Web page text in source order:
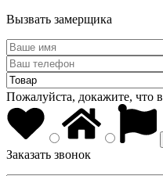
Вызвать замерщика
Пожалуйста, докажите, что
Заказать звонок